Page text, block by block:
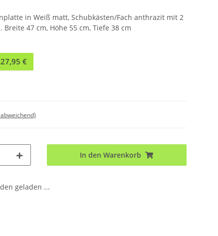
in Weiß matt, Schubkästen/Fach anthrazit mit 2
47 cm, Höhe 55 cm, Tiefe 38 cm
27,95 €
In den Warenkorb
geladen ...